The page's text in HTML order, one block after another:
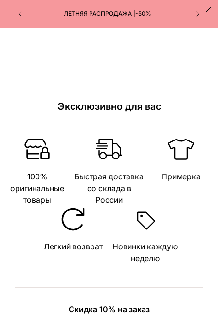
ЛЕТНЯЯ РАСПРОДАЖА |-50%
Эксклюзивно для вас
100%
оригинальные
товары
Быстрая доставка
со склада в
России
Примерка
Легкий возврат
Новинки каждую
неделю
Скидка 10% на заказ